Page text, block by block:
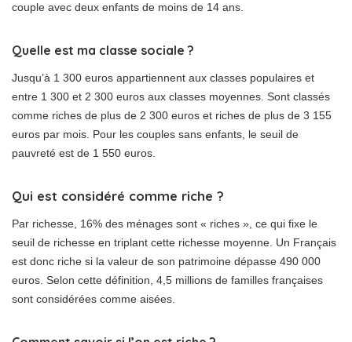
couple avec deux enfants de moins de 14 ans.
Quelle est ma classe sociale ?
Jusqu’à 1 300 euros appartiennent aux classes populaires et
entre 1 300 et 2 300 euros aux classes moyennes. Sont classés
comme riches de plus de 2 300 euros et riches de plus de 3 155
euros par mois. Pour les couples sans enfants, le seuil de
pauvreté est de 1 550 euros.
Qui est considéré comme riche ?
Par richesse, 16% des ménages sont « riches », ce qui fixe le
seuil de richesse en triplant cette richesse moyenne. Un Français
est donc riche si la valeur de son patrimoine dépasse 490 000
euros. Selon cette définition, 4,5 millions de familles françaises
sont considérées comme aisées.